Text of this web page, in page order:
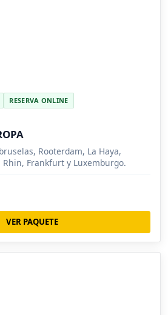
RESERVA ONLINE
Rooterdam, La Haya,
Frankfurt y Luxemburgo.
VER PAQUETE